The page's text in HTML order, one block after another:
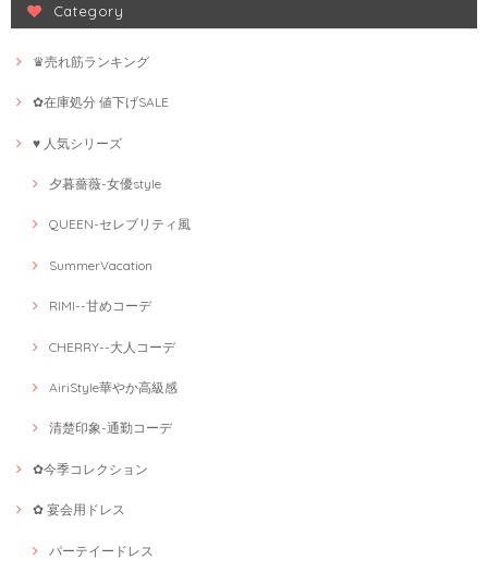
Category
♛売れ筋ランキング
✿在庫処分 値下げSALE
♥ 人気シリーズ
夕暮薔薇-女優style
QUEEN-セレブリティ風
SummerVacation
RIMI--甘めコーデ
CHERRY--大人コーデ
AiriStyle華やか高級感
清楚印象-通勤コーデ
✿今季コレクション
✿ 宴会用ドレス
パーテイードレス